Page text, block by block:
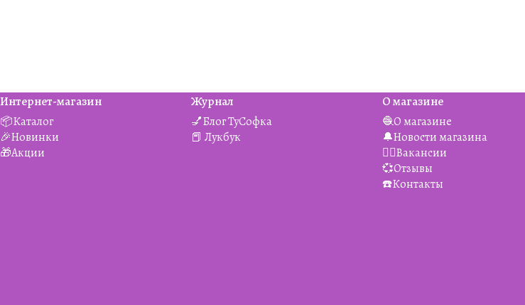
Интернет-магазин
📦Каталог
🎉Новинки
🎁Акции
Журнал
💅Блог ТуСофка
📕 Лукбук
О магазине
🧶О магазине
🔔Новости магазина
👯‍♀️Вакансии
💞Отзывы
☎️Контакты